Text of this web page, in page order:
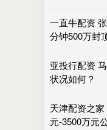
一直牛配资
分钟500万封
亚投行配资
状况如何？
天津配资之
元-3500万元